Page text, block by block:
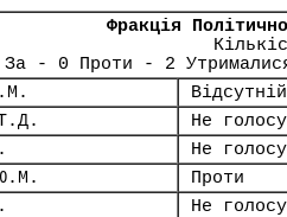
Фракція
За - 0 Проти - 2
Відсутній
Не
Не
Проти
Не